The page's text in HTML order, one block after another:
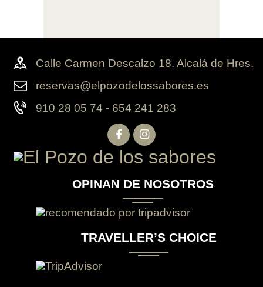
Calle Carmen Descalzo 18. Alcalá de Hres.
reservas@elpozodelossabores.es
910 28 05 74 - 654 241 283
OPINAN DE NOSOTROS
TRAVELLER’S CHOICE